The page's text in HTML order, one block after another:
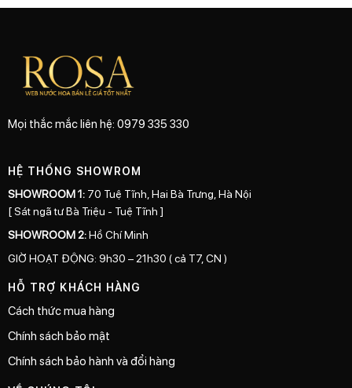
Mọi thắc mắc liên hệ: 0979 335 330
HỆ THỐNG SHOWROM
SHOWROOM 1: 70 Tuệ Tĩnh, Hai Bà Trưng, Hà Nội
[ Sát ngã tư Bà Triệu - Tuệ Tĩnh ]
SHOWROOM 2:Hồ Chí Minh
GIỜ HOẠT ĐỘNG: 9h30 – 21h30 ( cả T7, CN )
HỖ TRỢ KHÁCH HÀNG
Cách thức mua hàng
Chính sách bảo mật
Chính sách bảo hành và đổi hàng